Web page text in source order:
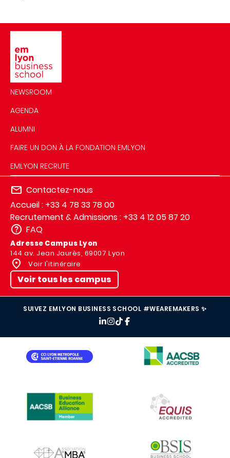
NEWSROOM
AGENDA
ALUMNI
FAIRE UN DON À LA FONDATION EMLYON
EMLYON RECRUTE
Contactez-nous
Accueil : +33 4 78 33 78 00
Recrutement & Admissions : +33 4 12 05 87 20
FAQ
Adresse Campus Lyon
144 av. Jean Jaurès, 69007 Lyon
Voir l'itinéraire
Voir tous les campus
SUIVEZ EMLYON BUSINESS SCHOOL #WEAREMAKERS ✨
IMAGE
IMAGE
IMAGE